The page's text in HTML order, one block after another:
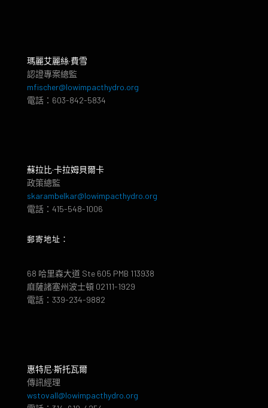
瑪麗艾麗絲·費雪
認證專案總監
mfischer@lowimpacthydro.org
電話：603-842-5834
蘇拉比·卡拉姆貝爾卡
政策總監
skarambelkar@lowimpacthydro.org
電話：415-548-1006
郵寄地址：
68 哈里森大道 Ste 605 PMB 113938
麻薩諸塞州波士頓 02111-1929
電話：339-234-9882
惠特尼·斯托瓦爾
傳訊經理
wstovall@lowimpacthydro.org